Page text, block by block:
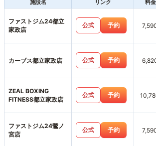
施設名
リンク 料
ファストジム24都立
家政店
公式 予約
カーブス都立家政店 公式 予約
ZEAL BOXING
FITNESS都立家政店
公式 予約
ファストジム24鷺ノ
宮店
公式 予約